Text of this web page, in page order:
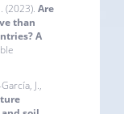
(2023). Are
than
A
J.,